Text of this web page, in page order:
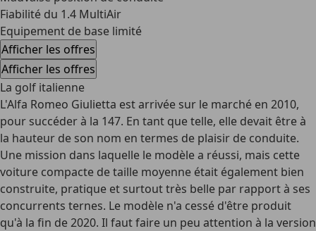
Fiabilité du 1.4 MultiAir
Equipement de base limité
Afficher les offres
Afficher les offres
La golf italienne
L'Alfa Romeo Giulietta est arrivée sur le marché en 2010,
pour succéder à la 147. En tant que telle, elle devait être à
la hauteur de son nom en termes de plaisir de conduite.
Une mission dans laquelle le modèle a réussi, mais cette
voiture compacte de taille moyenne était également bien
construite, pratique et surtout très belle par rapport à ses
concurrents ternes. Le modèle n'a cessé d'être produit
qu'à la fin de 2020. Il faut faire un peu attention à la version